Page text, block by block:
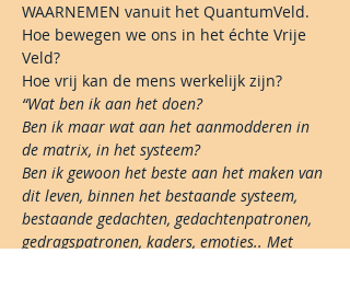
WAARNEMEN vanuit het QuantumVeld.
Hoe bewegen we ons in het échte Vrije
Veld?
Hoe vrij kan de mens werkelijk zijn?
“Wat ben ik aan het doen?
Ben ik maar wat aan het aanmodderen in
de matrix, in het systeem?
Ben ik gewoon het beste aan het maken van
dit leven, binnen het bestaande systeem,
bestaande gedachten, gedachtenpatronen,
gedragspatronen, kaders, emoties.. Met